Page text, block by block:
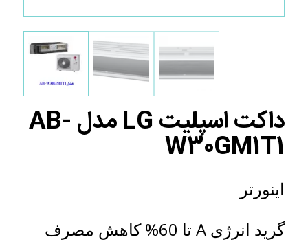
داکت اسپلیت LG مدل AB-
W30GM1T1
اینورتر
گرید انرژی A تا 60% کاهش مصرف